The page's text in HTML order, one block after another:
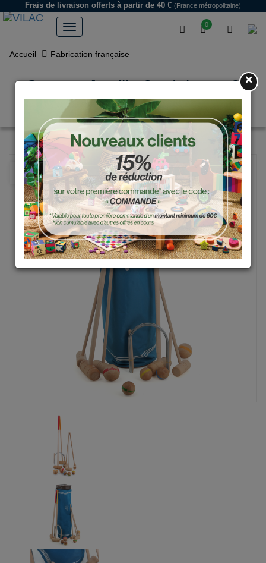
0
Frais de livraison offerts à partir de 40 € (France métropolitaine)
Accueil Fabrication française
Croquet famille 2 adultes + 3
enfants
NOUVEAU
×